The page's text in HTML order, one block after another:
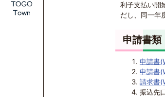
利子支払い開
だし、同一年
申請書類
申請書
申請書
請求書
振込先